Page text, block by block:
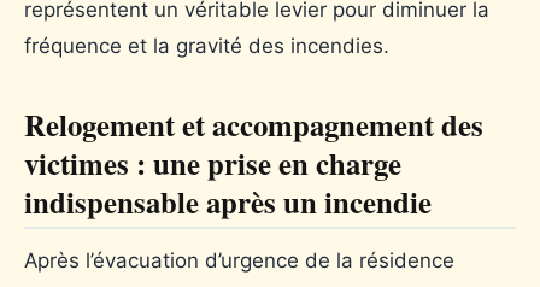
représentent un véritable levier pour diminuer la
fréquence et la gravité des incendies.
Relogement et accompagnement des
victimes : une prise en charge
indispensable après un incendie
Après l’évacuation d’urgence de la résidence